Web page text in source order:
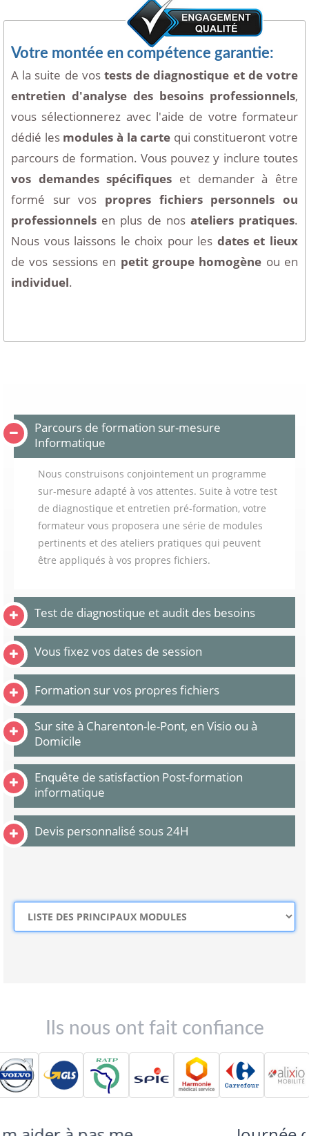
Votre montée en compétence garantie:
A la suite de vos tests de diagnostique et de votre
entretien d'analyse des besoins professionnels,
vous sélectionnerez avec l'aide de votre formateur
dédié les modules à la carte qui constitueront votre
parcours de formation. Vous pouvez y inclure toutes
vos demandes spécifiques et demander à être
formé sur vos propres fichiers personnels ou
professionnels en plus de nos ateliers pratiques.
Nous vous laissons le choix pour les dates et lieux
de vos sessions en petit groupe homogène ou en
individuel.
Parcours de formation sur-mesure
Informatique
Nous construisons conjointement un programme
sur-mesure adapté à vos attentes. Suite à votre test
de diagnostique et entretien pré-formation, votre
formateur vous proposera une série de modules
pertinents et des ateliers pratiques qui peuvent
être appliqués à vos propres fichiers.
Test de diagnostique et audit des besoins
Vous fixez vos dates de session
Formation sur vos propres fichiers
Sur site à Charenton-le-Pont, en Visio ou à
Domicile
Enquête de satisfaction Post-formation
informatique
Devis personnalisé sous 24H
Ils nous ont fait confiance